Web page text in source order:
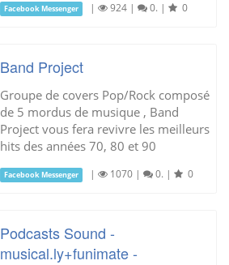
Facebook Messenger | 924 | 0. | 0
Band Project
Groupe de covers Pop/Rock composé
de 5 mordus de musique , Band
Project vous fera revivre les meilleurs
hits des années 70, 80 et 90
Facebook Messenger | 1070 | 0. | 0
Podcasts Sound -
musical.ly+funimate -